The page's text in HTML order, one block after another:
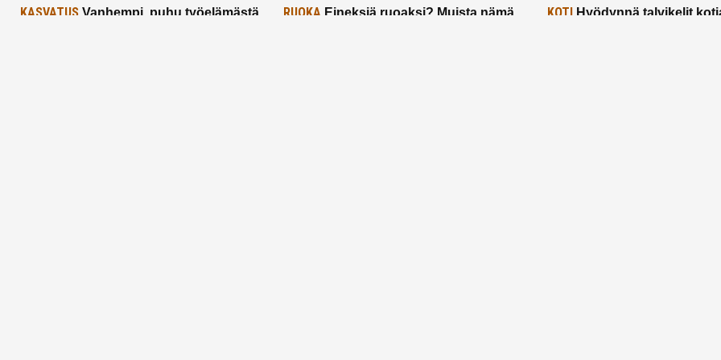
KASVATUS Vanhempi, puhu työelämästä
RUOKA Eineksiä ruoaksi? Muista nämä
KOTIHyödynnä talvikelit